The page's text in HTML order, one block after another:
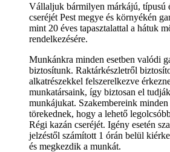
Vállaljuk bármilyen márkájú, típusú
cseréjét Pest megye és környékén
mint 20 éves tapasztalattal a hátuk
rendelkezésére.
Munkánkra minden esetben valódi
biztosítunk. Raktárkészletről
alkatrészekkel felszerelkezve
munkatársaink, így biztosan el
munkájukat. Szakembereink minden
törekednek, hogy a lehető
Régi kazán cseréjét. Igény esetén
jelzéstől számított 1 órán belül
és megkezdik a munkát.